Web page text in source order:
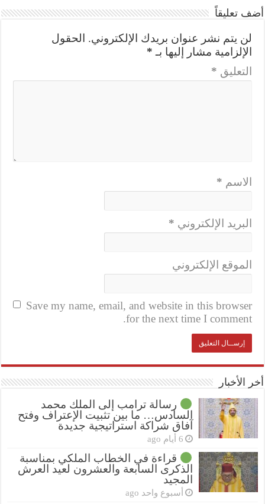
أضف تعليقاً
لن يتم نشر عنوان بريدك الإلكتروني.
الحقول
الإلزامية مشار إليها بـ *
التعليق *
الاسم *
البريد الإلكتروني *
الموقع الإلكتروني
Save my name, email, and website in this browser
for the next time I comment.
أخر الأخبار
رسالة ترامب إلى الملك محمد
السادس… ما بين تثبيت الإعتراف وفتح
آفاق شراكة استراتيجية جديدة
6 أيام ago
قراءة في الخطاب الملكي بمناسبة
الذكرى السابعة والعشرون لعيد العرش
المجيد
أسبوع واحد ago